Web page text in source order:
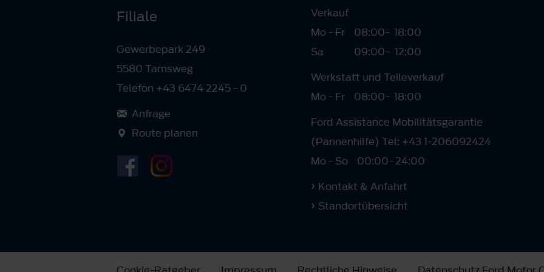
Filiale
Gewerbepark 249
5580 Tamsweg
Telefon +43 6474 2245 - 0
Anfrage
Route planen
Verkauf
Mo - Fr
08:00- 18:00
Sa
09:00- 12:00
Werkstatt und Teileverkauf
Mo - Fr
08:00- 18:00
Ford Assistance Mobilitätsgarantie
(Pannenhilfe) Tel: +43 1-206092424
Mo - So
00:00-24:00
Kontakt & Anfahrt
Standortübersicht